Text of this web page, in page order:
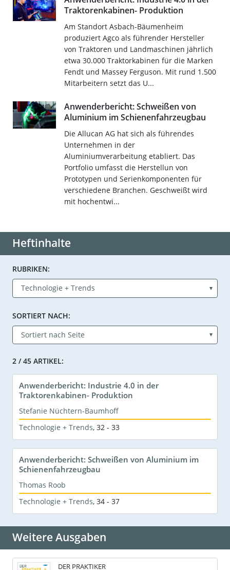
Traktorenkabinen- Produktion
Am Standort Asbach-Bäumenheim
produziert Agco als führender Hersteller
von Traktoren und Landmaschinen jährlich
etwa 30.000 Traktorkabinen für die Marken
Fendt und Massey Ferguson. Mit rund 1.500
Mitarbeitern setzt das U...
Anwenderbericht: Schweißen von
Aluminium im Schienenfahrzeugbau
Die Allucan AG hat sich als führendes
Unternehmen in der
Aluminiumverarbeitung etabliert. Das
Portfolio umfasst die Herstellun von
Prototypen und Serienkomponenten für
verschiedene Branchen. Geschweißt wird
mit hochentwi...
Heftinhalte
RUBRIKEN:
SORTIERT NACH:
2 / 45 ARTIKEL:
Anwenderbericht: Industrie 4.0 in der
Traktorenkabinen- Produktion
Stefanie Nüchtern-Baumhoff
Technologie + Trends, 32 - 33
Anwenderbericht: Schweißen von Aluminium im
Schienenfahrzeugbau
Thomas Roob
Technologie + Trends, 34 - 37
Weitere Ausgaben
DER PRAKTIKER